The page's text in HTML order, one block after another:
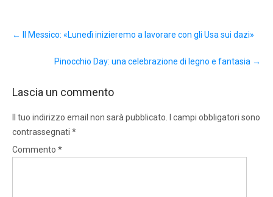
navigation
← Il Messico: «Lunedì inizieremo a lavorare con gli Usa sui dazi»
Pinocchio Day: una celebrazione di legno e fantasia →
Lascia un commento
Il tuo indirizzo email non sarà pubblicato.
I campi obbligatori sono
contrassegnati *
Commento *